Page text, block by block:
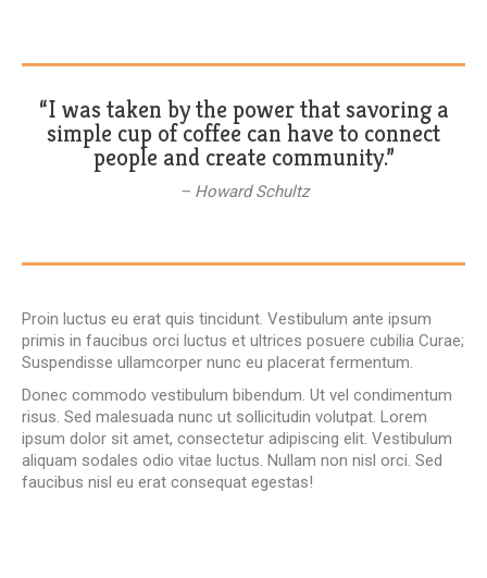
“I was taken by the power that savoring a
simple cup of coffee can have to connect
people and create community.”
– Howard Schultz
Proin luctus eu erat quis tincidunt. Vestibulum ante ipsum
primis in faucibus orci luctus et ultrices posuere cubilia Curae;
Suspendisse ullamcorper nunc eu placerat fermentum.
Donec commodo vestibulum bibendum. Ut vel condimentum
risus. Sed malesuada nunc ut sollicitudin volutpat. Lorem
ipsum dolor sit amet, consectetur adipiscing elit. Vestibulum
aliquam sodales odio vitae luctus. Nullam non nisl orci. Sed
faucibus nisl eu erat consequat egestas!